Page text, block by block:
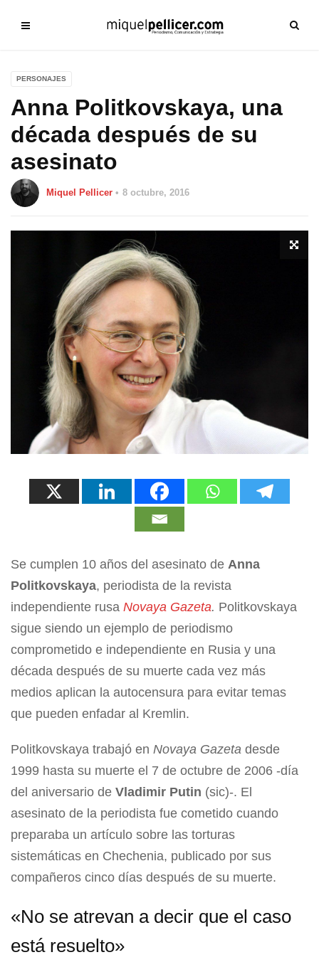
PERSONAJES
Anna Politkovskaya, una
década después de su
asesinato
Miquel Pellicer 8 octubre, 2016
Se cumplen 10 años del asesinato de Anna
Politkovskaya, periodista de la revista
independiente rusa Novaya Gazeta. Politkovskaya
sigue siendo un ejemplo de periodismo
comprometido e independiente en Rusia y una
década después de su muerte cada vez más
medios aplican la autocensura para evitar temas
que pueden enfadar al Kremlin.
Politkovskaya trabajó en Novaya Gazeta desde
1999 hasta su muerte el 7 de octubre de 2006 -día
del aniversario de Vladimir Putin (sic)-. El
asesinato de la periodista fue cometido cuando
preparaba un artículo sobre las torturas
sistemáticas en Chechenia, publicado por sus
compañeros cinco días después de su muerte.
«No se atrevan a decir que el caso
está resuelto»